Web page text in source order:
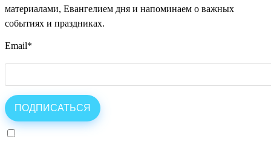
материалами, Евангелием дня и напоминаем о важных
событиях и праздниках.
Email*